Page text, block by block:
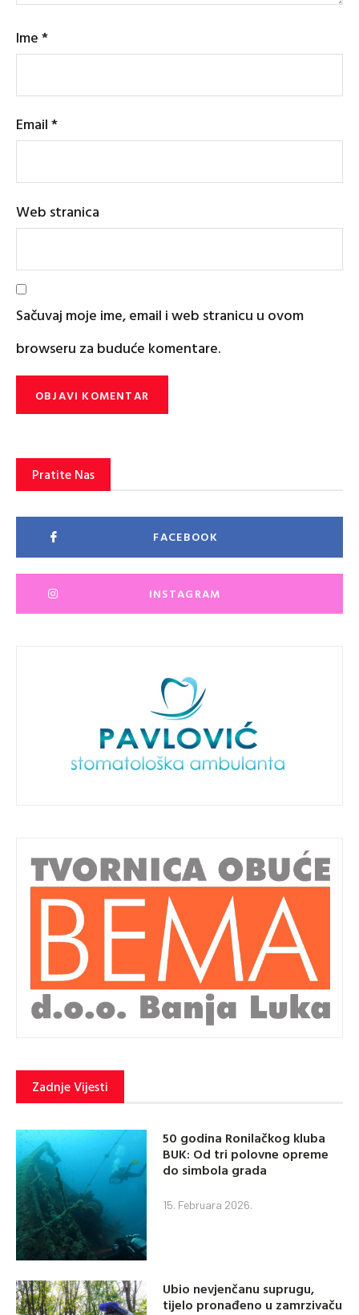
Ime*
Email*
Web stranica
Sačuvaj moje ime, email i web stranicu u ovom
browseru za buduće komentare.
Pratite Nas
FACEBOOK
INSTAGRAM
Zadnje Vijesti
50 godina Ronilačkog kluba
BUK: Od tri polovne opreme
do simbola grada
15. Februara 2026.
Ubio nevjenčanu suprugu,
tijelo pronađeno u zamrzivaču